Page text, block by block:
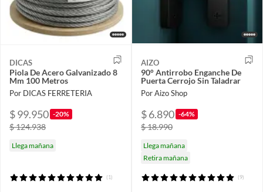
DICAS
Piola De Acero Galvanizado 8
Mm 100 Metros
Por DICAS FERRETERIA
$ 99.950 -20%
$ 124.938
Llega mañana
(1)
AIZO
90° Antirrobo Enganche De
Puerta Cerrojo Sin Taladrar
Por Aizo Shop
$ 6.890 -64%
$ 18.990
Llega mañana
Retira mañana
(9)